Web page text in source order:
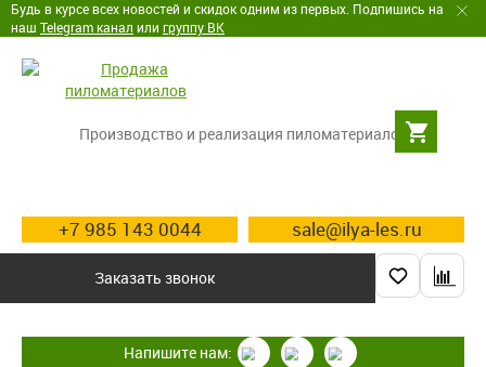
Будь в курсе всех новостей и скидок одним из первых. Подпишись на
наш Telegram канал или группу ВК
Производство и реализация пиломатериалов
+7 985 143 0044 sale@ilya-les.ru
Заказать звонок
Напишите нам: